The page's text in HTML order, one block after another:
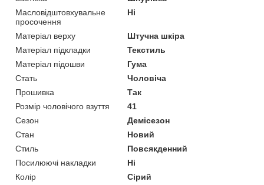
Масловідштовхувальне
просочення
Ні
Матеріал верху
Штучна шкіра
Матеріал підкладки
Текстиль
Матеріал підошви
Гума
Стать
Чоловіча
Прошивка
Так
Розмір чоловічого взуття
41
Сезон
Демісезон
Стан
Новий
Стиль
Повсякденний
Посилюючі накладки
Ні
Колір
Сірий